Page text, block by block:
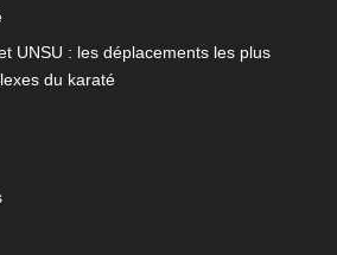
UNSU : les déplacements les plus
du karaté